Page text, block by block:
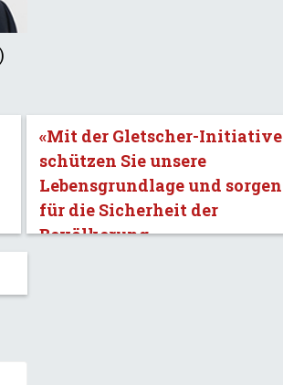
«Mit der Gletscher-Initiative
schützen Sie unsere
Lebensgrundlage und sorgen
für die Sicherheit der
Bevölkerung.»